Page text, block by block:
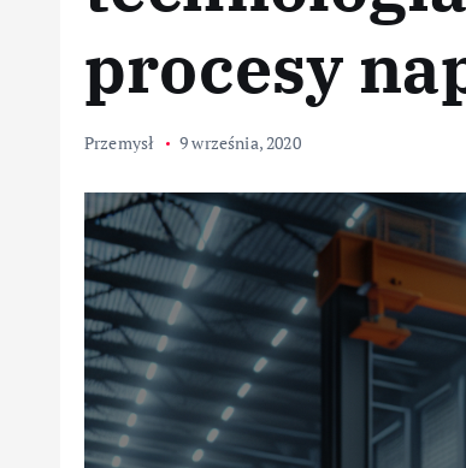
procesy
Przemysł 9 września, 2020